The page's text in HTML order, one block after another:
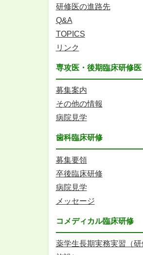
研修医の進路先
Q&A
TOPICS
リンク
専攻医・後期臨床研修医
募集案内
その他の情報
病院見学
歯科臨床研修
募集要領
卒後臨床研修
病院見学
メッセージ
コメディカル臨床研修
薬学生長期実務実習（研